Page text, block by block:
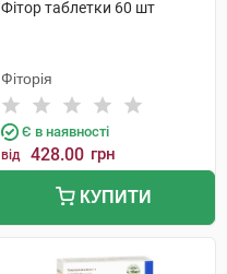
Фітор таблетки 60 шт
Фіторія
Є в наявності
від 428.00 грн
КУПИТИ